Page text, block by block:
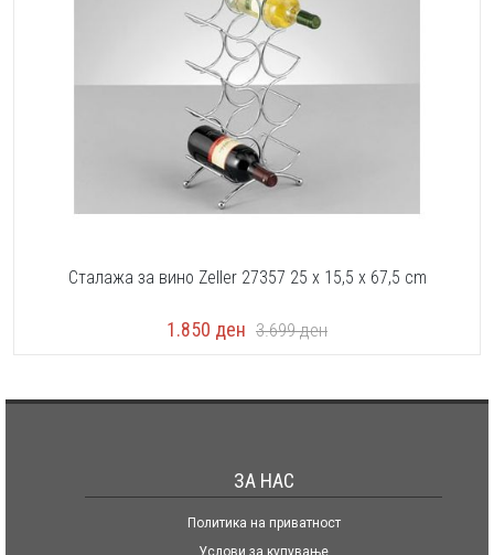
Сталажа за вино Zeller 27357 25 x 15,5 x 67,5 cm
1.850 ден 3.699ден
ЗА НАС
Политика на приватност